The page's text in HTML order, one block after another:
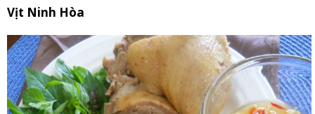
Vịt Ninh Hòa